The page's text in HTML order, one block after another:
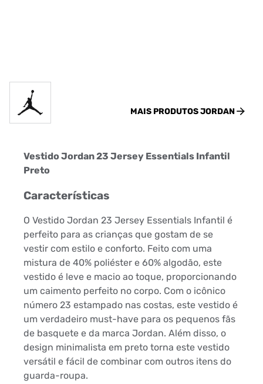
MAIS PRODUTOSJORDAN
Vestido Jordan 23 Jersey Essentials Infantil
Preto
Características
O Vestido Jordan 23 Jersey Essentials Infantil é
perfeito para as crianças que gostam de se
vestir com estilo e conforto. Feito com uma
mistura de 40% poliéster e 60% algodão, este
vestido é leve e macio ao toque, proporcionando
um caimento perfeito no corpo. Com o icônico
número 23 estampado nas costas, este vestido é
um verdadeiro must-have para os pequenos fãs
de basquete e da marca Jordan. Além disso, o
design minimalista em preto torna este vestido
versátil e fácil de combinar com outros itens do
guarda-roupa.